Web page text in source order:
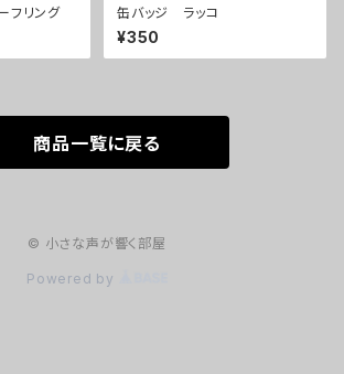
フリング 缶バッジ ラッコ
¥350
商品一覧に戻る
© 小さな声が響く部屋
Powered by